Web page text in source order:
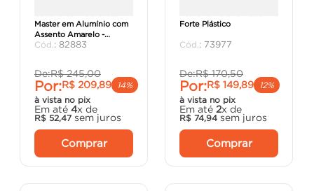
Master em Alumínio com
Assento Amarelo -
Tramontina.
: 82883
De:R$ 245,00
Por:R$ 209,89
14%
à vista no pix
Em até 4x de
R$ 52,47 sem juros
Comprar
Forte Plástico
: 73977
De:R$ 170,50
Por:R$ 149,89
12%
à vista no pix
Em até 2x de
R$ 74,94 sem juros
Comprar